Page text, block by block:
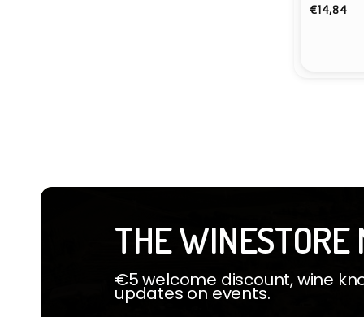
€14,84
THE
€5 welcome discount, wine
updates on events.